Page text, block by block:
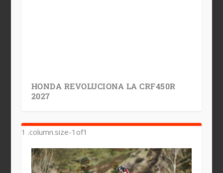
HONDA REVOLUCIONA LA CRF450R
2027